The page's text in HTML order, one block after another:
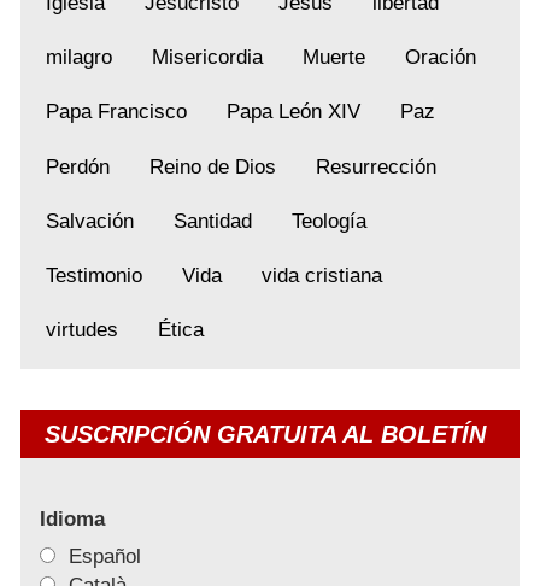
milagro Misericordia Muerte Oración
Papa Francisco Papa León XIV Paz
Perdón Reino de Dios Resurrección
Salvación Santidad Teología
Testimonio Vida vida cristiana
virtudes Ética
SUSCRIPCIÓN GRATUITA AL BOLETÍN
Idioma
Español